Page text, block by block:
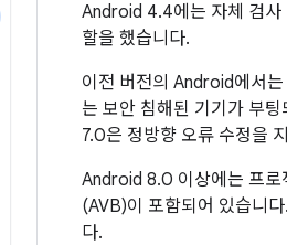
Android 4.4에는 자체 검사
할을 했습니다.
이전 버전의 Android에서
는 보안 침해된 기기가 부
7.0은 정방향 오류 수정을
Android 8.0 이상에는 프로
(AVB)이 포함되어 있습니
다.